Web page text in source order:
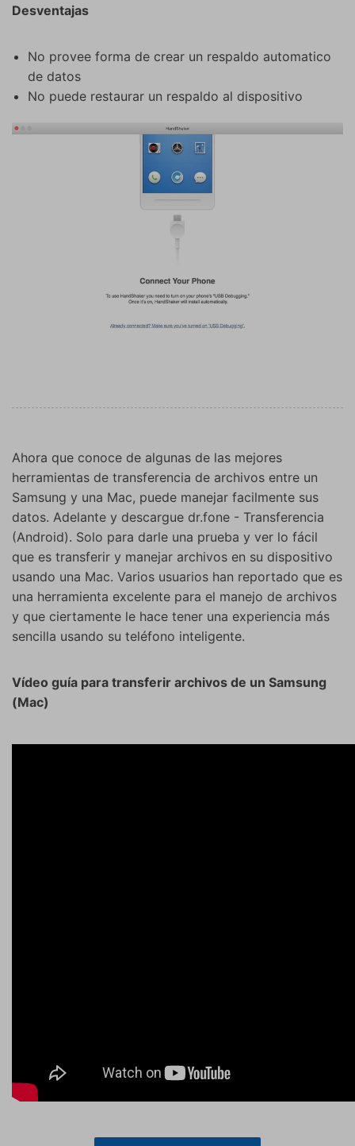
Desventajas
No provee forma de crear un respaldo automatico
de datos
No puede restaurar un respaldo al dispositivo
Ahora que conoce de algunas de las mejores
herramientas de transferencia de archivos entre un
Samsung y una Mac, puede manejar facilmente sus
datos. Adelante y descargue dr.fone - Transferencia
(Android). Solo para darle una prueba y ver lo fácil
que es transferir y manejar archivos en su dispositivo
usando una Mac. Varios usuarios han reportado que es
una herramienta excelente para el manejo de archivos
y que ciertamente le hace tener una experiencia más
sencilla usando su teléfono inteligente.
Vídeo guía para transferir archivos de un Samsung
(Mac)